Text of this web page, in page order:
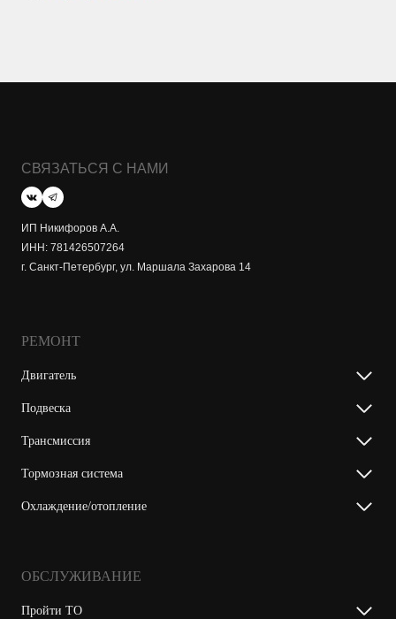
СВЯЗАТЬСЯ С НАМИ
ИП Никифоров А.А.
ИНН: 781426507264
г. Санкт-Петербург, ул. Маршала Захарова 14
РЕМОНТ
Двигатель
Подвеска
Трансмиссия
Тормозная система
Охлаждение/отопление
ОБСЛУЖИВАНИЕ
Пройти ТО